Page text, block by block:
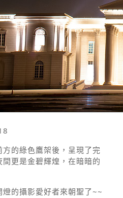
的綠色鷹架後，呈現了完
更是金碧輝煌，在暗暗的
的攝影愛好者來朝聖了~~